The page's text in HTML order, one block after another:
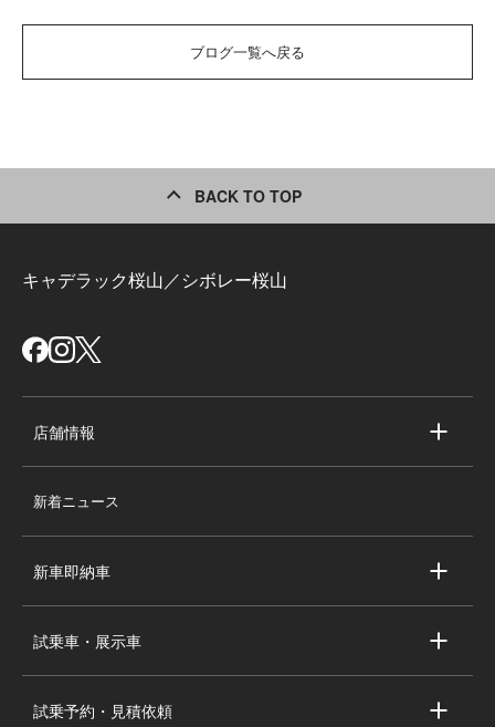
ブログ一覧へ戻る
BACK TO TOP
キャデラック桜山／シボレー桜山
店舗情報
スタッフ紹介
個人情報の取り扱い
新着ニュース
新車即納車
シボレー新車即納車
試乗車・展示車
試乗予約・見積依頼